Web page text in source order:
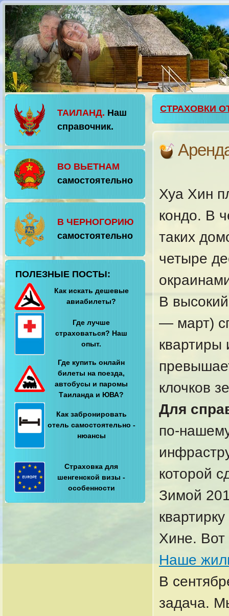
ТАИЛАНД. Наш
справочник.
ВО ВЬЕТНАМ
самостоятельно
В ЧЕРНОГОРИЮ
самостоятельно
ПОЛЕЗНЫЕ ПОСТЫ:
Как искать дешевые
авиабилеты?
Где лучше
страховаться? Наш
опыт.
Где купить онлайн
билеты на поезда,
автобусы и паромы
Таиланда и ЮВА?
Как забронировать
отель самостоятельно -
нюансы
Страховка для
шенгенской визы -
особенности
СТРАХОВКИ
Хуа Хин
кондо. В
таких
четыре
В
— март)
квартиры
клочков
Для
по-
которой
Зимой
Хине. Вот
Наше
В
задача.